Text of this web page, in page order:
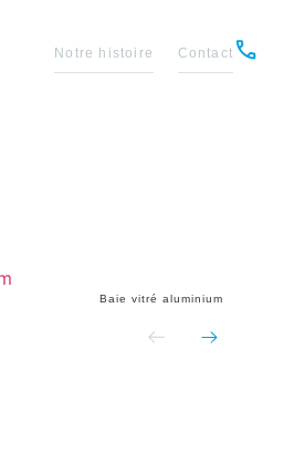
Notre histoire Contact
Baie vitré aluminium